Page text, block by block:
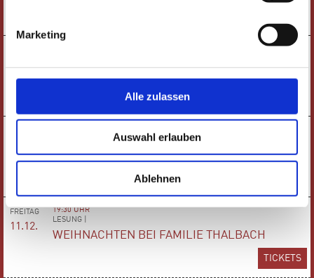
Marketing
Alle zulassen
Auswahl erlauben
Ablehnen
09.12.
KINDERTHEATER |
DER LEBKUCHENMANN
FREITAG
11.12.
19:30 UHR
LESUNG |
WEIHNACHTEN BEI FAMILIE THALBACH
TICKETS